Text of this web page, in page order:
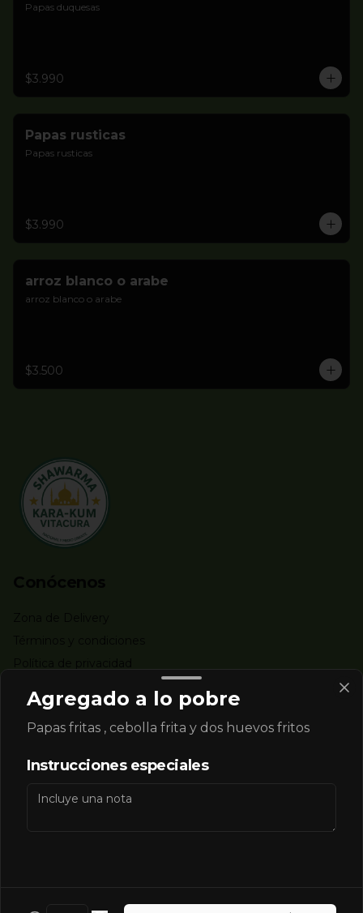
Papas duquesas
$3.990
Papas rusticas
Papas rusticas
$3.990
arroz blanco o arabe
arroz blanco o arabe
$3.500
Redes sociales
Instagram
Mi cuenta
Agregado a lo pobre
Papas fritas , cebolla frita y dos huevos fritos
Instrucciones especiales